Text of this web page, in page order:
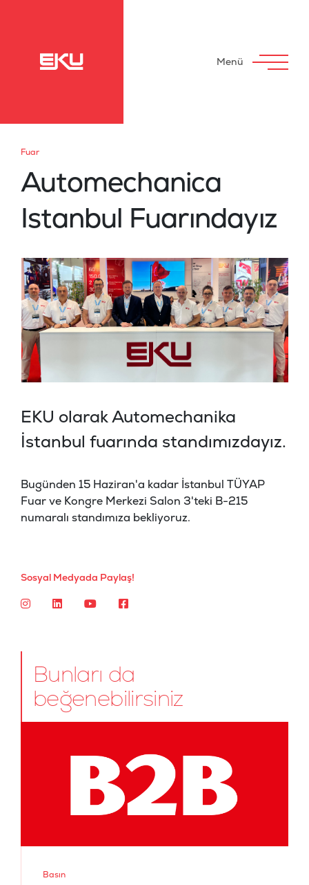
Menü
Fuar
Automechanica
Istanbul Fuarındayız
EKU olarak Automechanika
İstanbul fuarında standımızdayız.
Bugünden 15 Haziran'a kadar İstanbul TÜYAP
Fuar ve Kongre Merkezi Salon 3'teki B-215
numaralı standımıza bekliyoruz.
Sosyal Medyada Paylaş!
Bunları da
beğenebilirsiniz
Basın